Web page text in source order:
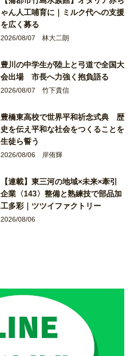
ゃん人工哺育に｜ミルク代への支援
を広く募る
2026/08/07 林大二朗
豊川の中学生が陸上と弓道で全国大
会出場 市長へ力強く抱負語る
2026/08/07 竹下貴信
豊橋東高校で世界平和祈念式典 歴
史を伝え平和な社会をつくることを
生徒ら誓う
2026/08/06 岸侑輝
【連載】東三河の地域×未来×牽引
企業〈143〉整備と熟練技で部品加
工多彩｜ツツイファクトリー
2026/08/06